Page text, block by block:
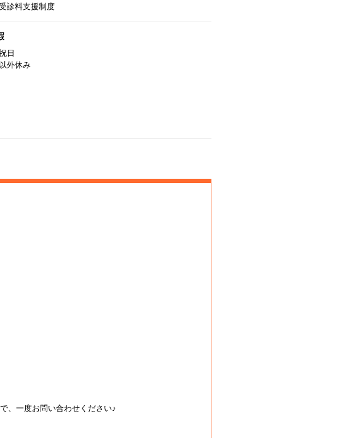
診料支援制度
日
外休み
、一度お問い合わせください♪